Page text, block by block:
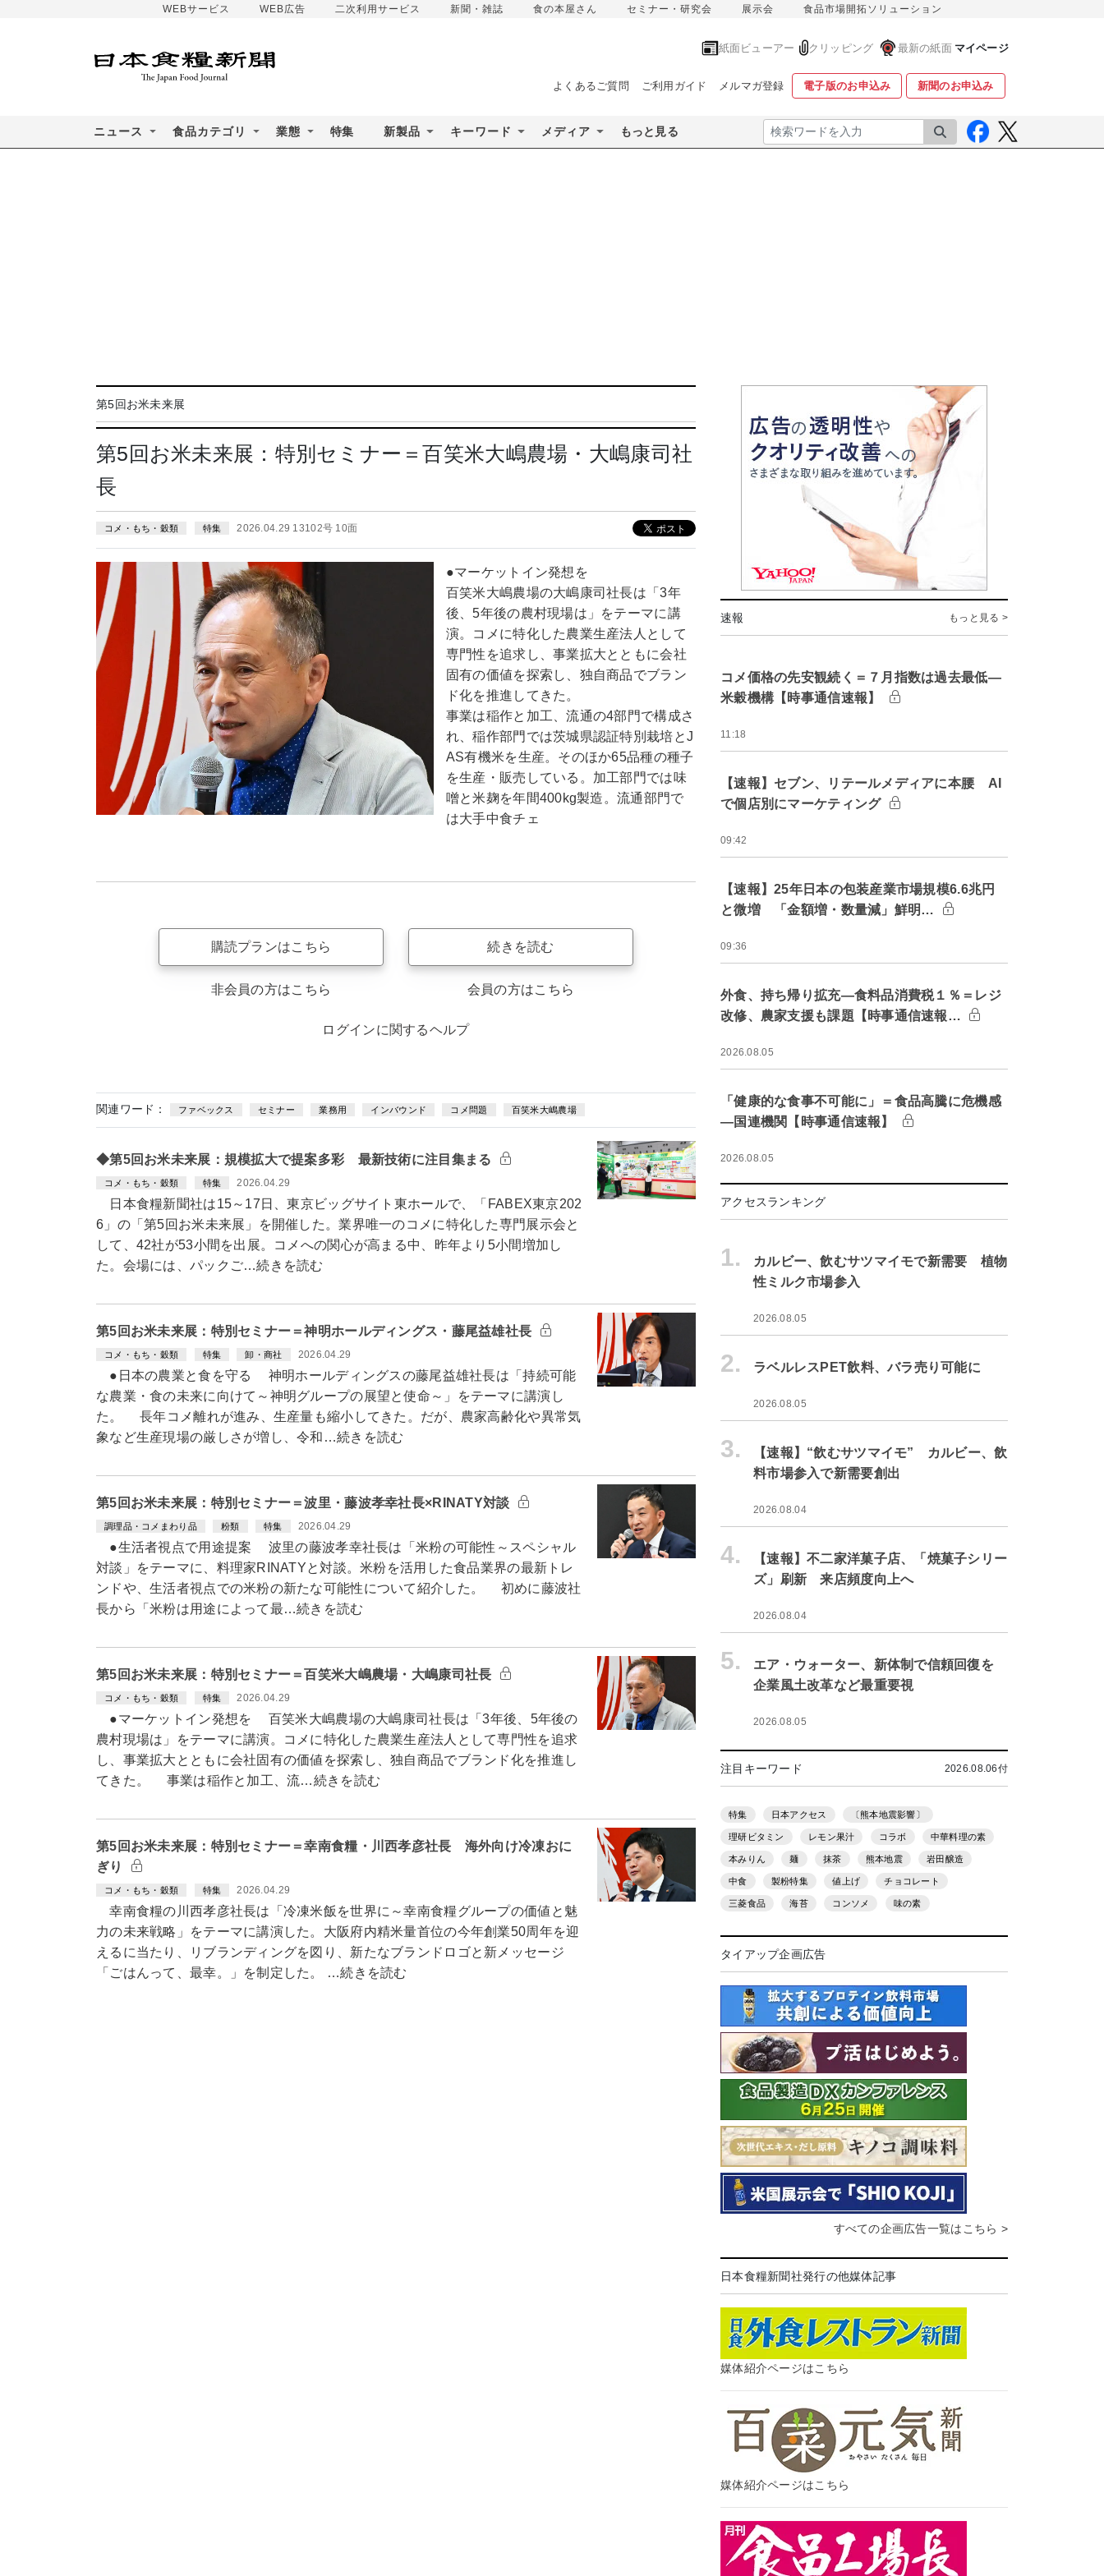
WEBサービス WEB広告 二次利用サービス 新聞・雑誌 食の本屋さん セミナー・研究会 展示会 食品市場開拓ソリューション
紙面ビューアー クリッピング 最新の紙面 マイページ
よくあるご質問 ご利用ガイド メルマガ登録 電子版のお申込み 新聞のお申込み
ニュース 食品カテゴリ 業態 特集 新製品 キーワード メディア もっと見る 検索
第5回お米未来展
第5回お米未来展：特別セミナー＝百笑米大嶋農場・大嶋康司社
長
コメ・もち・穀類 特集 2026.04.29 13102号 10面
●マーケットイン発想を
百笑米大嶋農場の大嶋康司社長は「3年
後、5年後の農村現場は」をテーマに講
演。コメに特化した農業生産法人として
専門性を追求し、事業拡大とともに会社
固有の価値を探索し、独自商品でブラン
ド化を推進してきた。
事業は稲作と加工、流通の4部門で構成さ
れ、稲作部門では茨城県認証特別栽培とJ
AS有機米を生産。そのほか65品種の種子
を生産・販売している。加工部門では味
噌と米麹を年間400kg製造。流通部門で
は大手中食チェ
購読プランはこちら
非会員の方はこちら
続きを読む
会員の方はこちら
ログインに関するヘルプ
関連ワード： ファベックス セミナー 業務用 インバウンド コメ問題 百笑米大嶋農場
◆第5回お米未来展：規模拡大で提案多彩 最新技術に注目集まる
コメ・もち・穀類 特集 2026.04.29
日本食糧新聞社は15～17日、東京ビッグサイト東ホールで、「FABEX東京202
6」の「第5回お米未来展」を開催した。業界唯一のコメに特化した専門展示会と
して、42社が53小間を出展。コメへの関心が高まる中、昨年より5小間増加し
た。会場には、パックご…続きを読む
第5回お米未来展：特別セミナー＝神明ホールディングス・藤尾益雄社長
コメ・もち・穀類 特集 卸・商社 2026.04.29
●日本の農業と食を守る 神明ホールディングスの藤尾益雄社長は「持続可能
な農業・食の未来に向けて～神明グループの展望と使命～」をテーマに講演し
た。 長年コメ離れが進み、生産量も縮小してきた。だが、農家高齢化や異常気
象など生産現場の厳しさが増し、令和…続きを読む
第5回お米未来展：特別セミナー＝波里・藤波孝幸社長×RINATY対談
調理品・コメまわり品 粉類 特集 2026.04.29
●生活者視点で用途提案 波里の藤波孝幸社長は「米粉の可能性～スペシャル
対談」をテーマに、料理家RINATYと対談。米粉を活用した食品業界の最新トレ
ンドや、生活者視点での米粉の新たな可能性について紹介した。 初めに藤波社
長から「米粉は用途によって最…続きを読む
第5回お米未来展：特別セミナー＝百笑米大嶋農場・大嶋康司社長
コメ・もち・穀類 特集 2026.04.29
●マーケットイン発想を 百笑米大嶋農場の大嶋康司社長は「3年後、5年後の
農村現場は」をテーマに講演。コメに特化した農業生産法人として専門性を追求
し、事業拡大とともに会社固有の価値を探索し、独自商品でブランド化を推進し
てきた。 事業は稲作と加工、流…続きを読む
第5回お米未来展：特別セミナー＝幸南食糧・川西孝彦社長 海外向け冷凍おに
ぎり
コメ・もち・穀類 特集 2026.04.29
幸南食糧の川西孝彦社長は「冷凍米飯を世界に～幸南食糧グループの価値と魅
力の未来戦略」をテーマに講演した。大阪府内精米量首位の今年創業50周年を迎
えるに当たり、リブランディングを図り、新たなブランドロゴと新メッセージ
「ごはんって、最幸。」を制定した。 …続きを読む
速報 もっと見る >
コメ価格の先安観続く＝７月指数は過去最低―
米穀機構【時事通信速報】
11:18
【速報】セブン、リテールメディアに本腰 AI
で個店別にマーケティング
09:42
【速報】25年日本の包装産業市場規模6.6兆円
と微増 「金額増・数量減」鮮明…
09:36
外食、持ち帰り拡充―食料品消費税１％＝レジ
改修、農家支援も課題【時事通信速報…
2026.08.05
「健康的な食事不可能に」＝食品高騰に危機感
―国連機関【時事通信速報】
2026.08.05
アクセスランキング
1.
カルビー、飲むサツマイモで新需要 植物
性ミルク市場参入
2026.08.05
2. ラベルレスPET飲料、バラ売り可能に
2026.08.05
3.
【速報】“飲むサツマイモ” カルビー、飲
料市場参入で新需要創出
2026.08.04
4.
【速報】不二家洋菓子店、「焼菓子シリー
ズ」刷新 来店頻度向上へ
2026.08.04
5.
エア・ウォーター、新体制で信頼回復を
企業風土改革など最重要視
2026.08.05
注目キーワード 2026.08.06付
特集 日本アクセス 〔熊本地震影響〕
理研ビタミン レモン果汁 コラボ 中華料理の素
本みりん 麺 抹茶 熊本地震 岩田醸造
中食 製粉特集 値上げ チョコレート
三菱食品 海苔 コンソメ 味の素
タイアップ企画広告
すべての企画広告一覧はこちら >
日本食糧新聞社発行の他媒体記事
媒体紹介ページはこちら
媒体紹介ページはこちら